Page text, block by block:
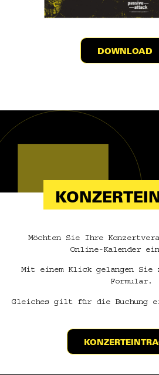
DOWNLOAD
Möchten Sie Ihre
Online-Kalender
Mit einem Klick gelangen Sie
Formular.
Gleiches gilt für die Buchung